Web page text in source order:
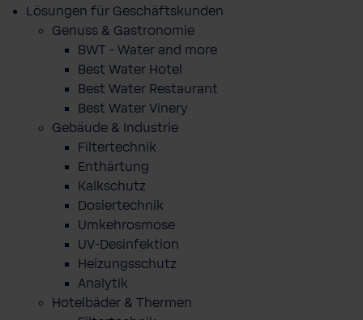
Lösungen für Geschäftskunden
Genuss & Gastronomie
BWT - Water and more
Best Water Hotel
Best Water Restaurant
Best Water Vinery
Gebäude & Industrie
Filtertechnik
Enthärtung
Kalkschutz
Dosiertechnik
Umkehrosmose
UV-Desinfektion
Heizungsschutz
Analytik
Hotelbäder & Thermen